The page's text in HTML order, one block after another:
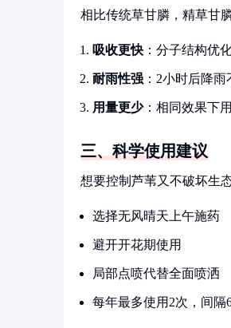
相比传统草甘膦，精草甘
吸收更快 ：分子结构优
耐雨性强 ：2小时后降
用量更少：相同效果下
三、科学使用建议
想要控制芦苇又不破坏生
选择无风晴天上午施药
避开开花期使用
局部点喷代替全面喷洒
每年最多使用2次，间隔